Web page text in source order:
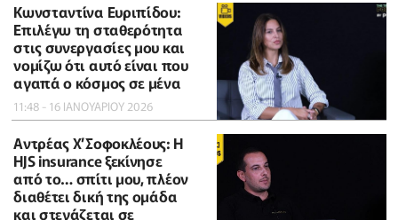
Κωνσταντίνα Ευριπίδου:
Επιλέγω τη σταθερότητα
στις συνεργασίες μου και
νομίζω ότι αυτό είναι που
αγαπά ο κόσμος σε μένα
11:48 - 16 ΙΑΝΟΥΑΡΙΟΥ 2026
Αντρέας Χ’Σοφοκλέους: Η
HJS insurance ξεκίνησε
από το… σπίτι μου, πλέον
διαθέτει δική της ομάδα
και στεγάζεται σε